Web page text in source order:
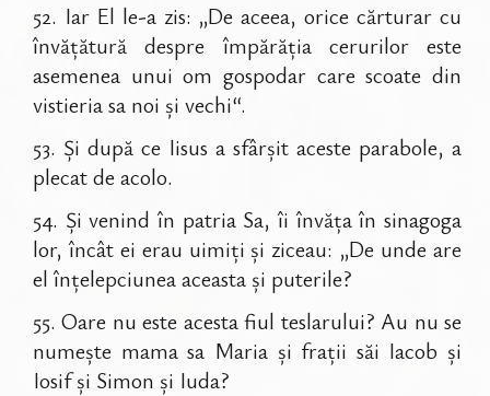
52. Iar El le-a zis: „De aceea, orice cărturar cu
învățătură despre împărăția cerurilor este
asemenea unui om gospodar care scoate din
vistieria sa noi și vechi“.
53. Și după ce Iisus a sfârșit aceste parabole, a
plecat de acolo.
54. Și venind în patria Sa, îi învăța în sinagoga
lor, încât ei erau uimiți și ziceau: „De unde are
el înțelepciunea aceasta și puterile?
55. Oare nu este acesta fiul teslarului? Au nu se
numește mama sa Maria și frații săi Iacob și
Iosif și Simon și Iuda?